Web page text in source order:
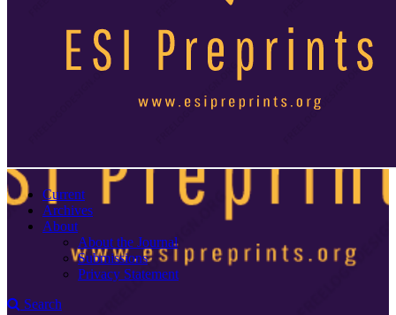
Current
Archives
About
About the Journal
Submissions
Privacy Statement
Search